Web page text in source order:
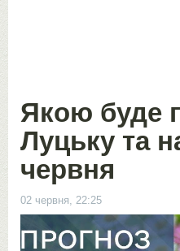
Якою буде
Луцьку та
червня
02 червня, 22:25